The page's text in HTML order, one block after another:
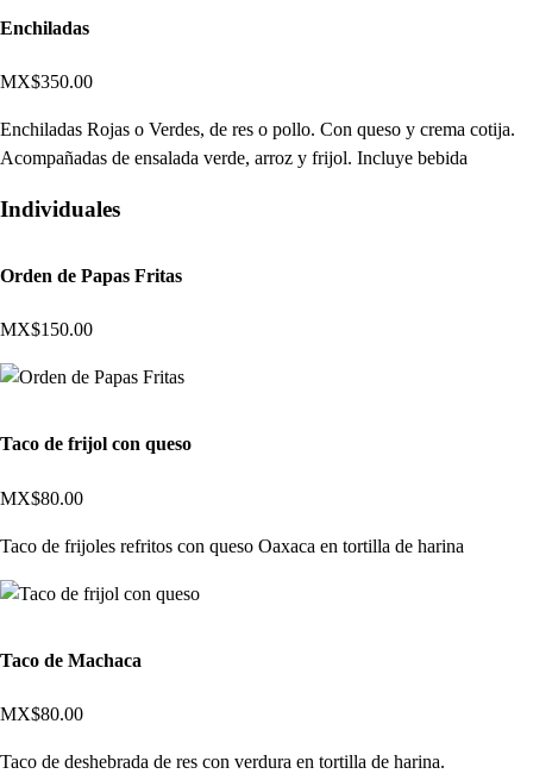
Enchiladas
MX$350.00
Enchiladas Rojas o Verdes, de res o pollo. Con queso y crema cotija.
Acompañadas de ensalada verde, arroz y frijol. Incluye bebida
Individuales
Orden de Papas Fritas
MX$150.00
Taco de frijol con queso
MX$80.00
Taco de frijoles refritos con queso Oaxaca en tortilla de harina
Taco de Machaca
MX$80.00
Taco de deshebrada de res con verdura en tortilla de harina.